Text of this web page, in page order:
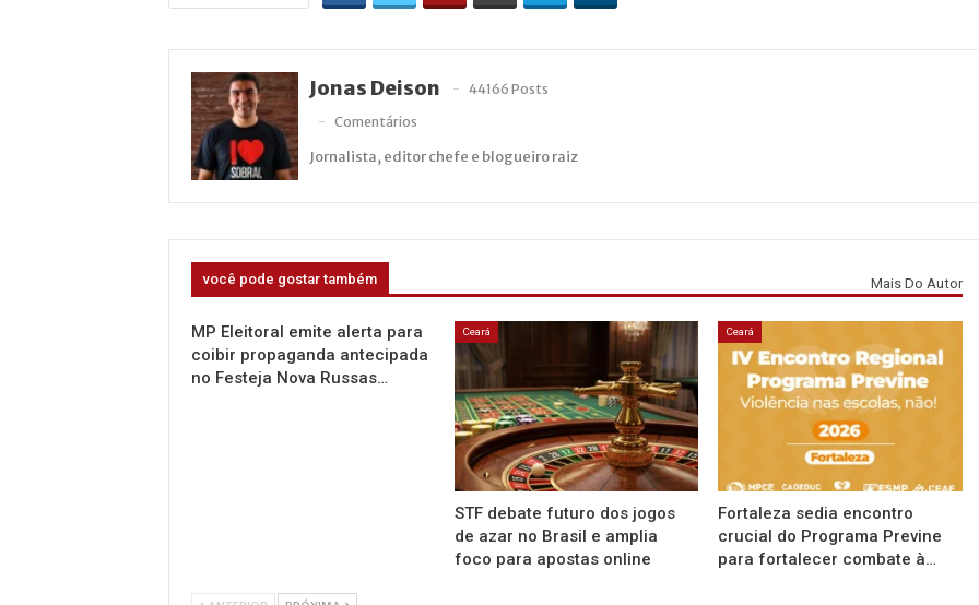
Jonas Deison
44166 Posts
Comentários
Jornalista, editor chefe e blogueiro raiz
você pode gostar também Mais Do Autor
MP Eleitoral emite alerta para
coibir propaganda antecipada
no Festeja Nova Russas…
Ceará
STF debate futuro dos jogos
de azar no Brasil e amplia
foco para apostas online
Ceará
Fortaleza sedia encontro
crucial do Programa Previne
para fortalecer combate à…